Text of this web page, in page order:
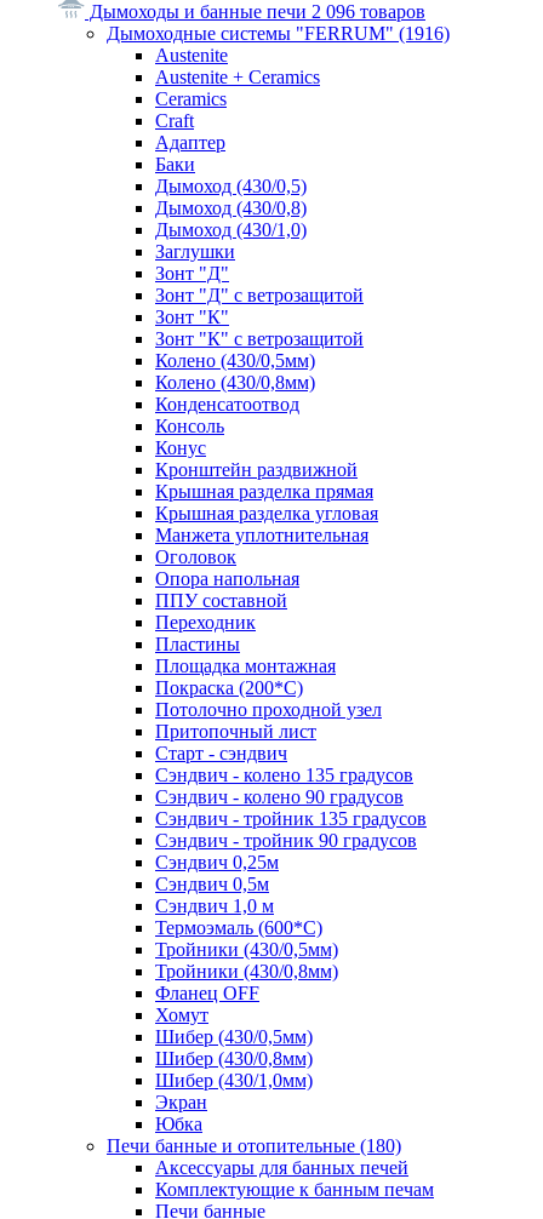
Дымоходы и банные печи 2 096 товаров
Дымоходные системы "FERRUM" (1916)
Austenite
Austenite + Ceramics
Ceramics
Craft
Адаптер
Баки
Дымоход (430/0,5)
Дымоход (430/0,8)
Дымоход (430/1,0)
Заглушки
Зонт "Д"
Зонт "Д" с ветрозащитой
Зонт "К"
Зонт "К" с ветрозащитой
Колено (430/0,5мм)
Колено (430/0,8мм)
Конденсатоотвод
Консоль
Конус
Кронштейн раздвижной
Крышная разделка прямая
Крышная разделка угловая
Манжета уплотнительная
Оголовок
Опора напольная
ППУ составной
Переходник
Пластины
Площадка монтажная
Покраска (200*С)
Потолочно проходной узел
Притопочный лист
Старт - сэндвич
Сэндвич - колено 135 градусов
Сэндвич - колено 90 градусов
Сэндвич - тройник 135 градусов
Сэндвич - тройник 90 градусов
Сэндвич 0,25м
Сэндвич 0,5м
Сэндвич 1,0 м
Термоэмаль (600*С)
Тройники (430/0,5мм)
Тройники (430/0,8мм)
Фланец OFF
Хомут
Шибер (430/0,5мм)
Шибер (430/0,8мм)
Шибер (430/1,0мм)
Экран
Юбка
Печи банные и отопительные (180)
Аксессуары для банных печей
Комплектующие к банным печам
Печи банные